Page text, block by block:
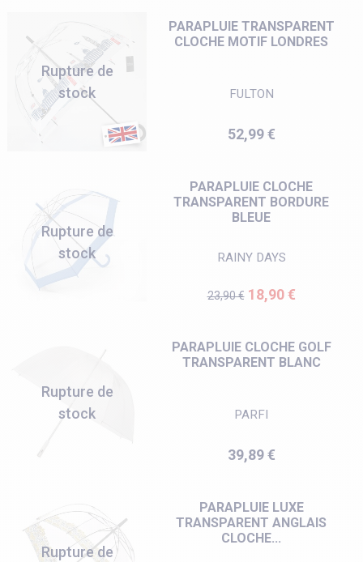
Rupture de
stock
PARAPLUIE TRANSPARENT
CLOCHE MOTIF LONDRES
FULTON
Prix
52,99 €
Rupture de
stock
PARAPLUIE CLOCHE
TRANSPARENT BORDURE
BLEUE
RAINY DAYS
Prix de base
23,90 € Prix
18,90 €
Rupture de
stock
PARAPLUIE CLOCHE GOLF
TRANSPARENT BLANC
PARFI
Prix
39,89 €
Rupture de
PARAPLUIE LUXE
TRANSPARENT ANGLAIS
CLOCHE...